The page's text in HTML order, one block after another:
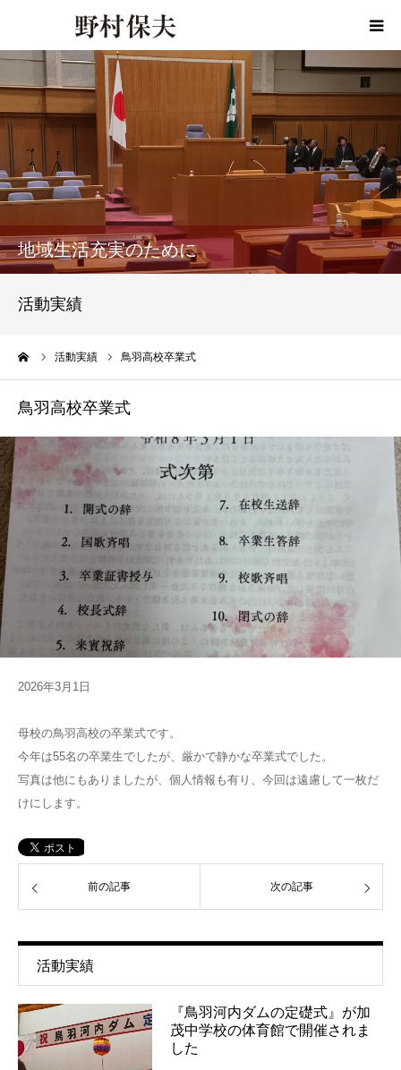
地域生活充実のために
活動実績
活動実績 鳥羽高校卒業式
鳥羽高校卒業式
2026年3月1日
母校の鳥羽高校の卒業式です。
今年は55名の卒業生でしたが、厳かで静かな卒業式でした。
写真は他にもありましたが、個人情報も有り、今回は遠慮して一枚だ
けにします。
前の記事 次の記事
活動実績
『鳥羽河内ダムの定礎式』が加
茂中学校の体育館で開催されま
した
HOME
プロフィール
政策
活動報告
お問い合わせ